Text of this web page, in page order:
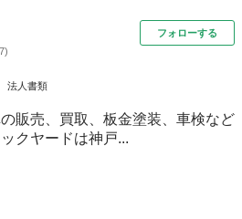
)
フォローする
法人書類
販売、買取、板金塗装、車検など
クヤードは神戸...